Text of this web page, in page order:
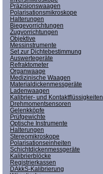
Präzisionswaagen
Polarisationsmikroskope
Halterungen
Biegevorrichtungen
Zugvorrichtungen
Objektive
Messinstrumente
Set zur Dichtebestimmung
Auswertegeräte
Refraktometer
Organwaage
Medizinische Waagen
Materialdickenmessgeräte
Ladenwaagen
Kalibrier- und Kontaktflüssigkeiten
Drehmomentsensoren
Gelenkköpfe
Prüfgewichte
Optische Instrumente
Halterungen
Stereomikroskope
Polarisationseinheiten
Schichtdickenmessgeräte
Kalibrierblöcke
Registrierkassen
DAkkS-Kalibrierung